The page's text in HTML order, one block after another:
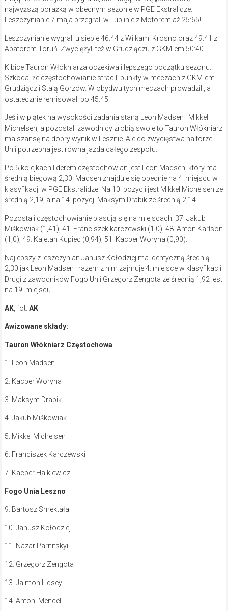
najwyższą porażką w obecnym sezonie w PGE Ekstralidze.
Leszczynianie 7 maja przegrali w Lublinie z Motorem aż 25:65!
Leszczynianie wygrali u siebie 46:44 z Wilkami Krosno oraz 49:41 z
Apatorem Toruń. Zwyciężyli też w Grudziądzu z GKM-em 50:40.
Kibice Tauron Włókniarza oczekiwali lepszego początku sezonu.
Szkoda, że częstochowianie stracili punkty w meczach z GKM-em
Grudziądz i Stalą Gorzów. W obydwu tych meczach prowadzili, a
ostatecznie remisowali po 45:45.
Jeśli w piątek na wysokości zadania staną Leon Madsen i Mikkel
Michelsen, a pozostali zawodnicy zrobią swoje to Tauron Włókniarz
ma szansę na dobry wynik w Lesznie. Ale do zwycięstwa na torze
Unii potrzebna jest równa jazda całego zespołu.
Po 5 kolejkach liderem częstochowian jest Leon Madsen, który ma
średnią biegową 2,30. Madsen znajduje się obecnie na 4. miejscu w
klasyfikacji w PGE Ekstralidze. Na 10. pozycji jest Mikkel Michelsen ze
średnią 2,19, a na 14. pozycji Maksym Drabik ze średnią 2,14.
Pozostali częstochowianie plasują się na miejscach: 37. Jakub
Miśkowiak (1,41), 41. Franciszek karczewski (1,0), 48. Anton Karlson
(1,0), 49. Kajetan Kupiec (0,94), 51. Kacper Woryna (0,90).
Najlepszy z leszczynian Janusz Kołodziej ma identyczną średnią
2,30 jak Leon Madsen i razem z nim zajmuje 4. miejsce w klasyfikacji.
Drugi z zawodników Fogo Unii Grzegorz Zengota ze średnią 1,92 jest
na 19. miejscu.
AK, fot: AK
Awizowane składy:
Tauron Włókniarz Częstochowa
1. Leon Madsen
2. Kacper Woryna
3. Maksym Drabik
4. Jakub Miśkowiak
5. Mikkel Michelsen
6. Franciszek Karczewski
7. Kacper Halkiewicz
Fogo Unia Leszno
9. Bartosz Smektała
10. Janusz Kołodziej
11. Nazar Parnitskyi
12. Grzegorz Zengota
13. Jaimon Lidsey
14. Antoni Mencel